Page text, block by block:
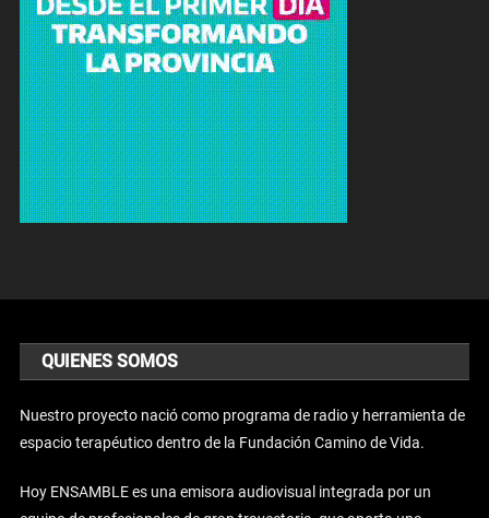
QUIENES SOMOS
Nuestro proyecto nació como programa de radio y herramienta de
espacio terapéutico dentro de la Fundación Camino de Vida.
Hoy ENSAMBLE es una emisora audiovisual integrada por un